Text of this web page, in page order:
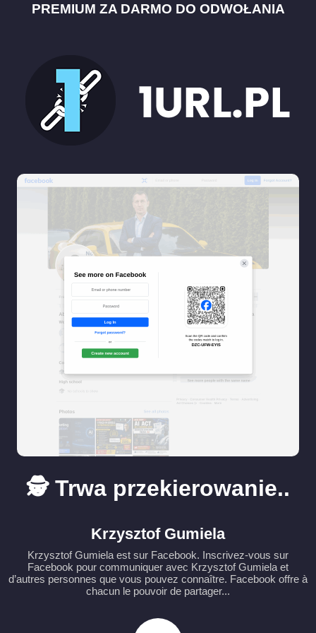
PREMIUM ZA DARMO DO ODWOŁANIA
🕵️ Trwa przekierowanie..
Krzysztof Gumiela
Krzysztof Gumiela est sur Facebook. Inscrivez-vous sur
Facebook pour communiquer avec Krzysztof Gumiela et
d’autres personnes que vous pouvez connaître. Facebook offre à
chacun le pouvoir de partager...